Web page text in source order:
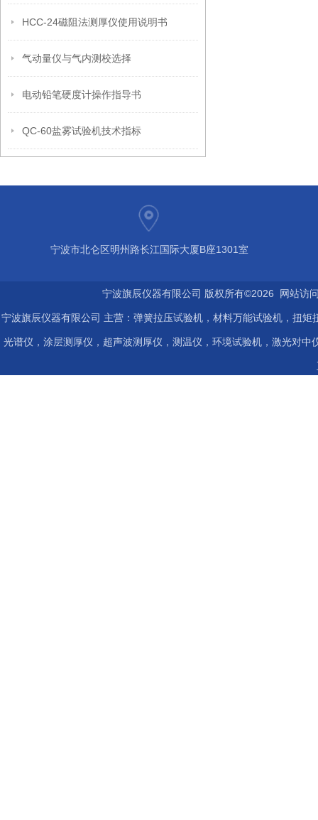
HCC-24磁阻法测厚仪使用说明书
气动量仪与气内测校选择
电动铅笔硬度计操作指导书
QC-60盐雾试验机技术指标
宁波市北仑区明州路长江国际大厦B座1301室
宁波旗辰仪器有限公司 版权所有©2026 网站
宁波旗辰仪器有限公司 主营：弹簧拉压试验机，材料万能试验机，扭
光谱仪，涂层测厚仪，超声波测厚仪，测温仪，环境试验机，激光对